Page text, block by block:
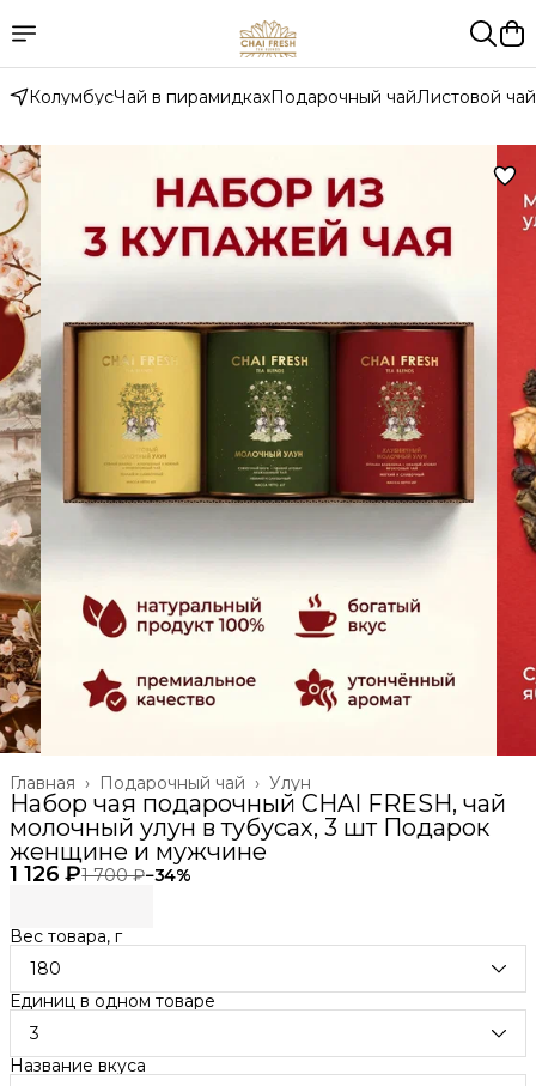
КолумбусЧай в пирамидкахПодарочный чайЛистовой чай
Улун
Подарочный чай ›
Главная ›
Набор чая подарочный CHAI FRESH, чай
молочный улун в тубусах, 3 шт Подарок
женщине и мужчине
1 126 ₽1 700 ₽−34%
Вес товара, г
180
Единиц в одном товаре
3
Название вкуса